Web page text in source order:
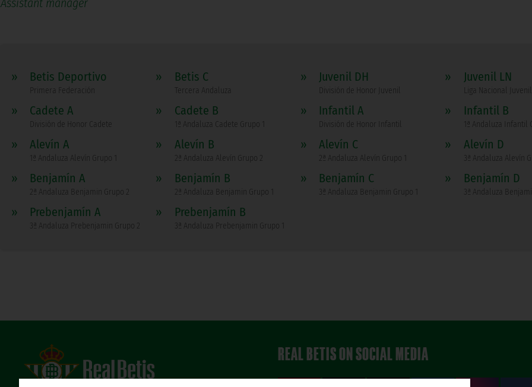
» Betis Deportivo
Primera Federación
» Betis C
Tercera Andaluza
» Juvenil DH
División de Honor Juvenil
» Juvenil LN
Liga Nacional Juvenil
» Cadete A
División de Honor Cadete
» Cadete B
1ª Andaluza Cadete Grupo 1
» Infantil A
División de Honor Infantil
» Infantil B
1ª Andaluza Infantil
» Alevín A
1ª Andaluza Alevín Grupo 1
» Alevín B
2ª Andaluza Alevín Grupo 2
» Alevín C
2ª Andaluza Alevín Grupo 1
» Alevín D
3ª Andaluza Alevín
» Benjamín A
2ª Andaluza Benjamin Grupo 2
» Benjamín B
2ª Andaluza Benjamin Grupo 1
» Benjamín C
3ª Andaluza Benjamin Grupo 1
» Benjamín D
3ª Andaluza
» Prebenjamín A
3ª Andaluza Prebenjamin Grupo 2
» Prebenjamín B
3ª Andaluza Prebenjamin Grupo 1
REAL BETIS ON SOCIAL MEDIA